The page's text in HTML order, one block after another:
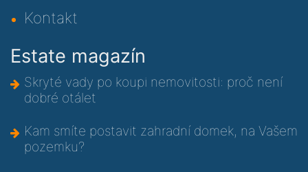
Kontakt
Estate magazín
Skryté vady po koupi nemovitosti: proč není
dobré otálet
Kam smíte postavit zahradní domek, na Vašem
pozemku?